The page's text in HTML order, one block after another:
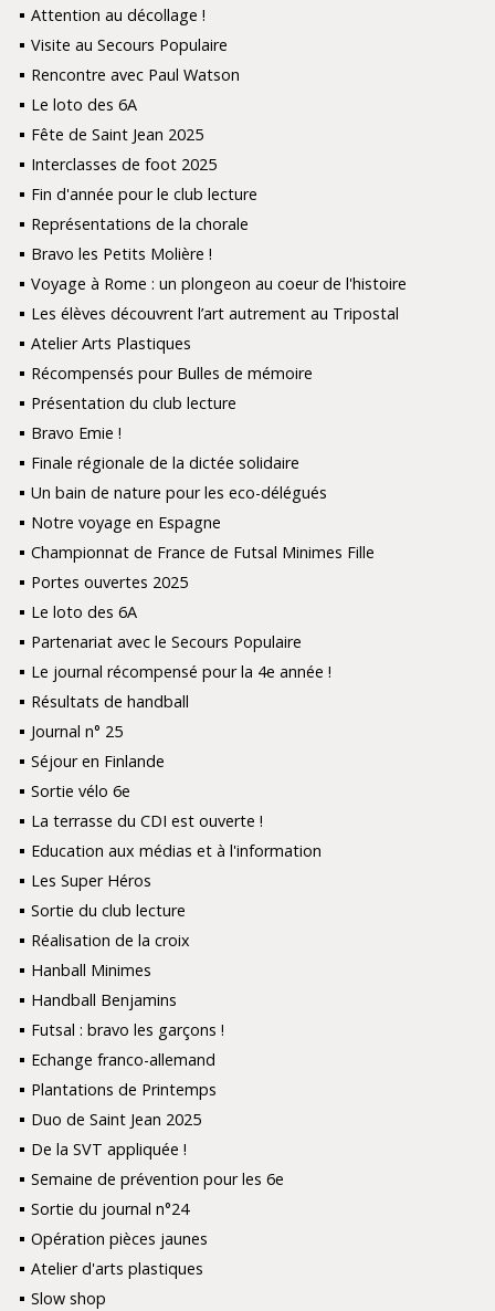
Attention au décollage !
Visite au Secours Populaire
Rencontre avec Paul Watson
Le loto des 6A
Fête de Saint Jean 2025
Interclasses de foot 2025
Fin d'année pour le club lecture
Représentations de la chorale
Bravo les Petits Molière !
Voyage à Rome : un plongeon au coeur de l'histoire
Les élèves découvrent l’art autrement au Tripostal
Atelier Arts Plastiques
Récompensés pour Bulles de mémoire
Présentation du club lecture
Bravo Emie !
Finale régionale de la dictée solidaire
Un bain de nature pour les eco-délégués
Notre voyage en Espagne
Championnat de France de Futsal Minimes Fille
Portes ouvertes 2025
Le loto des 6A
Partenariat avec le Secours Populaire
Le journal récompensé pour la 4e année !
Résultats de handball
Journal n° 25
Séjour en Finlande
Sortie vélo 6e
La terrasse du CDI est ouverte !
Education aux médias et à l'information
Les Super Héros
Sortie du club lecture
Réalisation de la croix
Hanball Minimes
Handball Benjamins
Futsal : bravo les garçons !
Echange franco-allemand
Plantations de Printemps
Duo de Saint Jean 2025
De la SVT appliquée !
Semaine de prévention pour les 6e
Sortie du journal n°24
Opération pièces jaunes
Atelier d'arts plastiques
Slow shop